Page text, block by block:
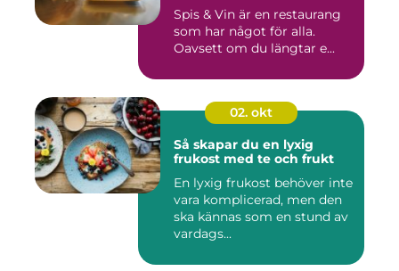
Spis & Vin är en restaurang
som har något för alla.
Oavsett om du längtar e...
02. okt
Så skapar du en lyxig
frukost med te och frukt
En lyxig frukost behöver inte
vara komplicerad, men den
ska kännas som en stund av
vardags...